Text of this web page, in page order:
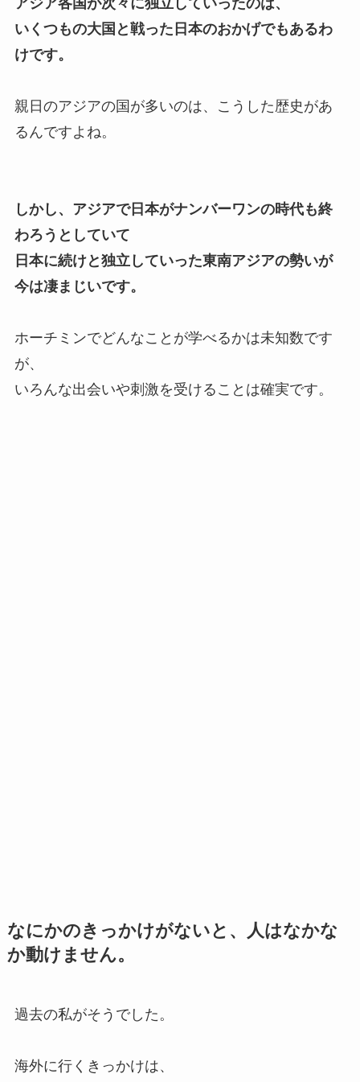
いくつもの大国と戦った日本のおかげでもあるわ
けです。
親日のアジアの国が多いのは、こうした歴史があ
るんですよね。
しかし、アジアで日本がナンバーワンの時代も終
わろうとしていて
日本に続けと独立していった東南アジアの勢いが
今は凄まじいです。
ホーチミンでどんなことが学べるかは未知数です
が、
いろんな出会いや刺激を受けることは確実です。
なにかのきっかけがないと、人はなかな
か動けません。
過去の私がそうでした。
海外に行くきっかけは、